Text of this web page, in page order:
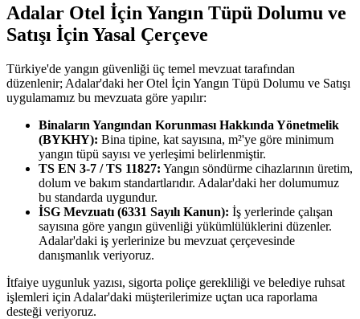
Adalar Otel İçin Yangın Tüpü Dolumu ve
Satışı İçin Yasal Çerçeve
Türkiye'de yangın güvenliği üç temel mevzuat tarafından
düzenlenir; Adalar'daki her Otel İçin Yangın Tüpü Dolumu ve Satışı
uygulamamız bu mevzuata göre yapılır:
Binaların Yangından Korunması Hakkında Yönetmelik
(BYKHY): Bina tipine, kat sayısına, m²'ye göre minimum
yangın tüpü sayısı ve yerleşimi belirlenmiştir.
TS EN 3-7 / TS 11827: Yangın söndürme cihazlarının üretim,
dolum ve bakım standartlarıdır. Adalar'daki her dolumumuz
bu standarda uygundur.
İSG Mevzuatı (6331 Sayılı Kanun): İş yerlerinde çalışan
sayısına göre yangın güvenliği yükümlülüklerini düzenler.
Adalar'daki iş yerlerinize bu mevzuat çerçevesinde
danışmanlık veriyoruz.
İtfaiye uygunluk yazısı, sigorta poliçe gerekliliği ve belediye ruhsat
işlemleri için Adalar'daki müşterilerimize uçtan uca raporlama
desteği veriyoruz.